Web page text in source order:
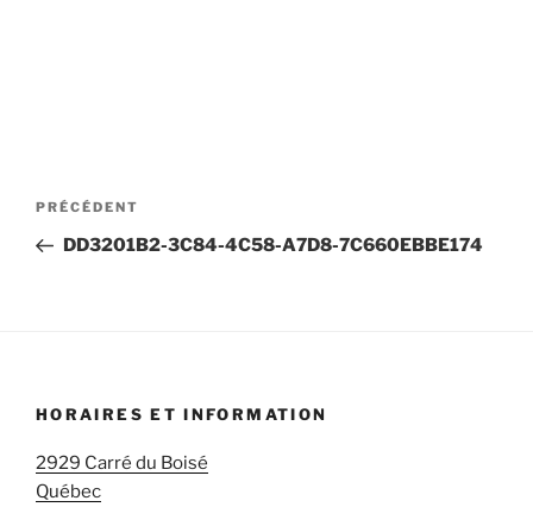
Navigation
l’article
Article
précédent
PRÉCÉDENT
DD3201B2-3C84-4C58-A7D8-7C660EBBE174
HORAIRES ET INFORMATION
2929 Carré du Boisé
Québec